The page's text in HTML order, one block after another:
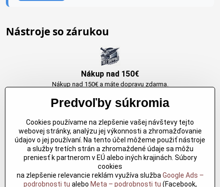
Nástroje so zárukou
Nákup nad 150€
Nákup nad 150€ a máte dopravu zdarma.
Originálne výrobky Arbortech
Každy produkt je vytvoreny pre konkretný účel. Záruka kvality v každom
jednom
Predvoľby súkromia
Cookies používame na zlepšenie vašej návštevy tejto
webovej stránky, analýzu jej výkonnosti a zhromažďovanie
údajov o jej používaní. Na tento účel môžeme použiť nástroje
a služby tretích strán a zhromaždené údaje sa môžu
preniesť k partnerom v EÚ alebo iných krajinách. Súbory
cookies
na zlepšenie relevancie reklám využíva služba Google Ads –
podrobnosti tu alebo Meta – podrobnosti tu (Facebook,